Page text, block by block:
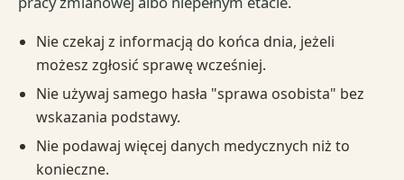
Nie czekaj z informacją do końca dnia, jeżeli
możesz zgłosić sprawę wcześniej.
Nie używaj samego hasła "sprawa osobista" bez
wskazania podstawy.
Nie podawaj więcej danych medycznych niż to
konieczne.